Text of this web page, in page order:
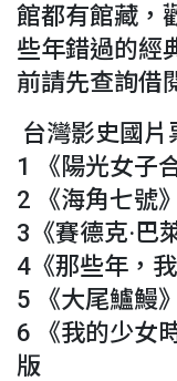
館都有館藏，
些年錯過的經
前請先查詢借
台灣影史國片
1 《陽光女子
2 《海角七號
3《賽德克·巴
4《那些年，
5 《大尾鱸鰻
6 《我的少女
版